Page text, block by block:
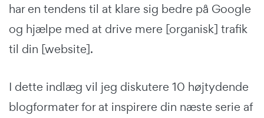
har en tendens til at klare sig bedre på Google
og hjælpe med at drive mere [organisk] trafik
til din [website].
I dette indlæg vil jeg diskutere 10 højtydende
blogformater for at inspirere din næste serie af